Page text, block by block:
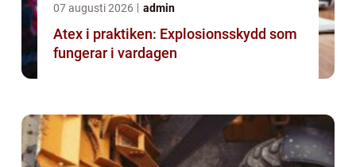
07 augusti 2026 admin
Atex i praktiken: Explosionsskydd som
fungerar i vardagen